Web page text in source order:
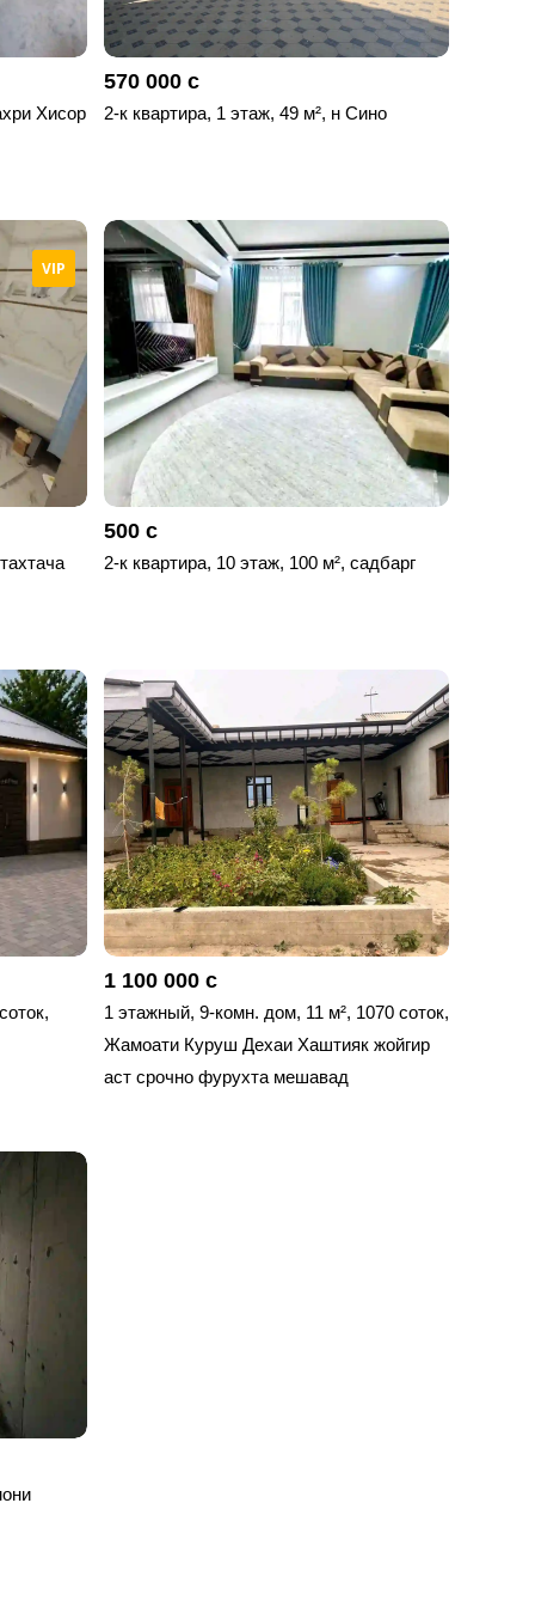
Хисор
570 000 с
2-к квартира, 1 этаж, 49 м², н Сино
VIP
500 с
2-к квартира, 10 этаж, 100 м², садбарг
1 100 000 с
1 этажный, 9-комн. дом, 11 м², 1070 соток,
Жамоати Куруш Дехаи Хаштияк жойгир
аст срочно фурухта мешавад